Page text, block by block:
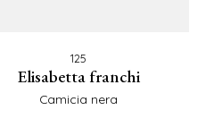
125
elisabetta franchi
camicia nera